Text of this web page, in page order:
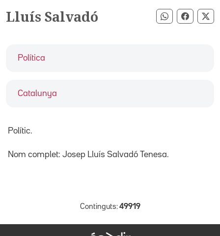
Lluís Salvadó Compartir
Política
Catalunya
Polític.
Nom complet: Josep Lluís Salvadó Tenesa.
Continguts: 49919